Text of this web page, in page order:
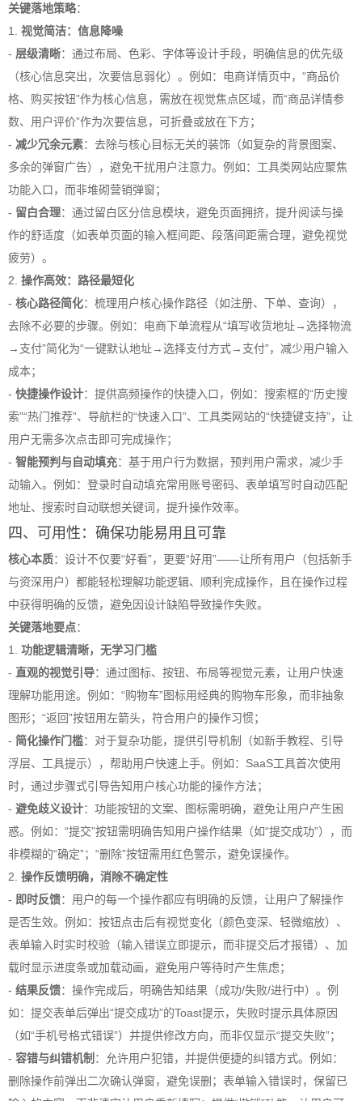
关键落地策略：
1. 视觉简洁：信息降噪
- 层级清晰：通过布局、色彩、字体等设计手段，明确信息的优先级
（核心信息突出，次要信息弱化）。例如：电商详情页中，“商品价
格、购买按钮”作为核心信息，需放在视觉焦点区域，而“商品详情参
数、用户评价”作为次要信息，可折叠或放在下方；
- 减少冗余元素：去除与核心目标无关的装饰（如复杂的背景图案、
多余的弹窗广告），避免干扰用户注意力。例如：工具类网站应聚焦
功能入口，而非堆砌营销弹窗；
- 留白合理：通过留白区分信息模块，避免页面拥挤，提升阅读与操
作的舒适度（如表单页面的输入框间距、段落间距需合理，避免视觉
疲劳）。
2. 操作高效：路径最短化
- 核心路径简化：梳理用户核心操作路径（如注册、下单、查询），
去除不必要的步骤。例如：电商下单流程从“填写收货地址→选择物流
→支付”简化为“一键默认地址→选择支付方式→支付”，减少用户输入
成本；
- 快捷操作设计：提供高频操作的快捷入口，例如：搜索框的“历史搜
索”“热门推荐”、导航栏的“快速入口”、工具类网站的“快捷键支持”，让
用户无需多次点击即可完成操作；
- 智能预判与自动填充：基于用户行为数据，预判用户需求，减少手
动输入。例如：登录时自动填充常用账号密码、表单填写时自动匹配
地址、搜索时自动联想关键词，提升操作效率。
四、可用性：确保功能易用且可靠
核心本质：设计不仅要“好看”，更要“好用”——让所有用户（包括新手
与资深用户）都能轻松理解功能逻辑、顺利完成操作，且在操作过程
中获得明确的反馈，避免因设计缺陷导致操作失败。
关键落地要点：
1. 功能逻辑清晰，无学习门槛
- 直观的视觉引导：通过图标、按钮、布局等视觉元素，让用户快速
理解功能用途。例如：“购物车”图标用经典的购物车形象，而非抽象
图形；“返回”按钮用左箭头，符合用户的操作习惯；
- 简化操作门槛：对于复杂功能，提供引导机制（如新手教程、引导
浮层、工具提示），帮助用户快速上手。例如：SaaS工具首次使用
时，通过步骤式引导告知用户核心功能的操作方法；
- 避免歧义设计：功能按钮的文案、图标需明确，避免让用户产生困
惑。例如：“提交”按钮需明确告知用户操作结果（如“提交成功”），而
非模糊的“确定”；“删除”按钮需用红色警示，避免误操作。
2. 操作反馈明确，消除不确定性
- 即时反馈：用户的每一个操作都应有明确的反馈，让用户了解操作
是否生效。例如：按钮点击后有视觉变化（颜色变深、轻微缩放）、
表单输入时实时校验（输入错误立即提示，而非提交后才报错）、加
载时显示进度条或加载动画，避免用户等待时产生焦虑；
- 结果反馈：操作完成后，明确告知结果（成功/失败/进行中）。例
如：提交表单后弹出“提交成功”的Toast提示，失败时提示具体原因
（如“手机号格式错误”）并提供修改方向，而非仅显示“提交失败”；
- 容错与纠错机制 ：允许用户犯错，并提供便捷的纠错方式。例如：
删除操作前弹出二次确认弹窗，避免误删；表单输入错误时，保留已